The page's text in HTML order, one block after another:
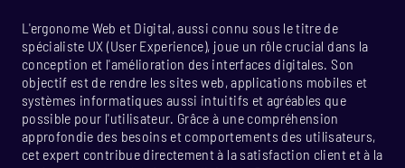
L'ergonome Web et Digital, aussi connu sous le titre de
spécialiste UX (User Experience), joue un rôle crucial dans la
conception et l'amélioration des interfaces digitales. Son
objectif est de rendre les sites web, applications mobiles et
systèmes informatiques aussi intuitifs et agréables que
possible pour l'utilisateur. Grâce à une compréhension
approfondie des besoins et comportements des utilisateurs,
cet expert contribue directement à la satisfaction client et à la